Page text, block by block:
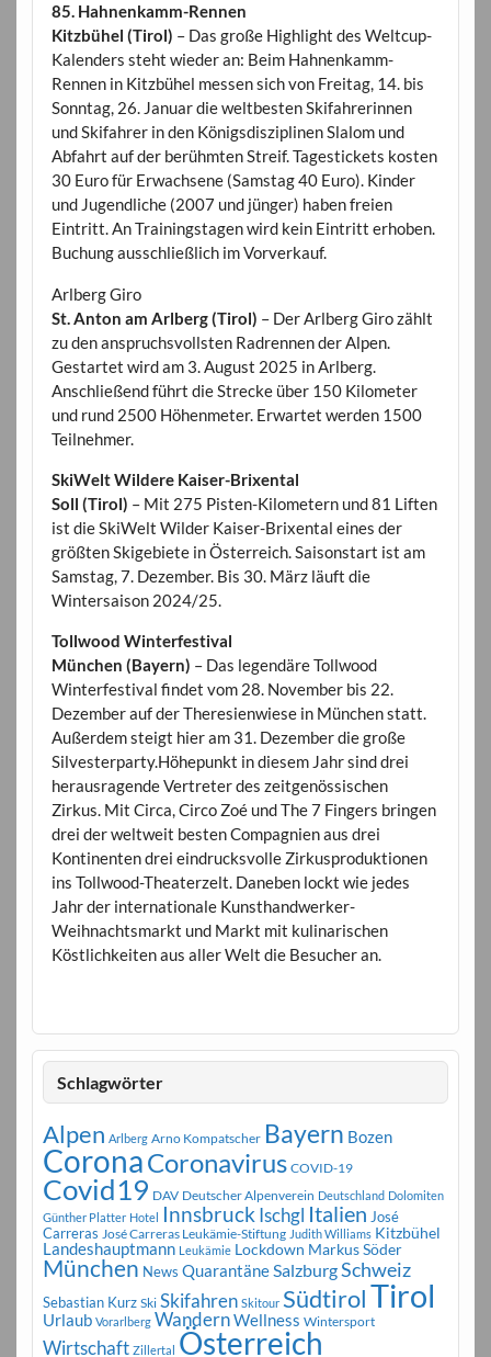
85. Hahnenkamm-Rennen
Kitzbühel (Tirol) – Das große Highlight des Weltcup-
Kalenders steht wieder an: Beim Hahnenkamm-
Rennen in Kitzbühel messen sich von Freitag, 14. bis
Sonntag, 26. Januar die weltbesten Skifahrerinnen
und Skifahrer in den Königsdisziplinen Slalom und
Abfahrt auf der berühmten Streif. Tagestickets kosten
30 Euro für Erwachsene (Samstag 40 Euro). Kinder
und Jugendliche (2007 und jünger) haben freien
Eintritt. An Trainingstagen wird kein Eintritt erhoben.
Buchung ausschließlich im Vorverkauf.
Arlberg Giro
St. Anton am Arlberg (Tirol) – Der Arlberg Giro zählt
zu den anspruchsvollsten Radrennen der Alpen.
Gestartet wird am 3. August 2025 in Arlberg.
Anschließend führt die Strecke über 150 Kilometer
und rund 2500 Höhenmeter. Erwartet werden 1500
Teilnehmer.
SkiWelt Wildere Kaiser-Brixental
Soll (Tirol) – Mit 275 Pisten-Kilometern und 81 Liften
ist die SkiWelt Wilder Kaiser-Brixental eines der
größten Skigebiete in Österreich. Saisonstart ist am
Samstag, 7. Dezember. Bis 30. März läuft die
Wintersaison 2024/25.
Tollwood Winterfestival
München (Bayern) – Das legendäre Tollwood
Winterfestival findet vom 28. November bis 22.
Dezember auf der Theresienwiese in München statt.
Außerdem steigt hier am 31. Dezember die große
Silvesterparty.Höhepunkt in diesem Jahr sind drei
herausragende Vertreter des zeitgenössischen
Zirkus. Mit Circa, Circo Zoé und The 7 Fingers bringen
drei der weltweit besten Compagnien aus drei
Kontinenten drei eindrucksvolle Zirkusproduktionen
ins Tollwood-Theaterzelt. Daneben lockt wie jedes
Jahr der internationale Kunsthandwerker-
Weihnachtsmarkt und Markt mit kulinarischen
Köstlichkeiten aus aller Welt die Besucher an.
Schlagwörter
Alpen Arlberg Arno Kompatscher Bayern Bozen
CoronaCoronavirus COVID-19
Covid19 DAV Deutscher Alpenverein Deutschland Dolomiten
Günther Platter Hotel Innsbruck Ischgl Italien José
Carreras José Carreras Leukämie-Stiftung Judith Williams Kitzbühel
Landeshauptmann Leukämie Lockdown Markus Söder
München News Quarantäne SalzburgSchweiz
Sebastian Kurz Ski Skifahren Skitour SüdtirolTirol
Urlaub Vorarlberg WandernWellness Wintersport
Wirtschaft Zillertal Österreich